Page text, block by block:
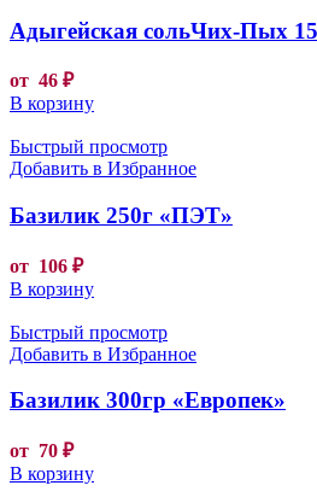
Адыгейская сольЧих-Пых
от 46 ₽
В корзину
Быстрый просмотр
Добавить в Избранное
Базилик 250г «ПЭТ»
от 106 ₽
В корзину
Быстрый просмотр
Добавить в Избранное
Базилик 300гр «Европек»
от 70 ₽
В корзину